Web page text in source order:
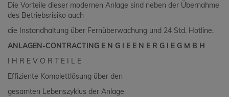
Die Vorteile dieser modernen Anlage sind neben der Übernahme
des Betriebsrisiko auch
die Instandhaltung über Fernüberwachung und 24 Std. Hotline.
ANLAGEN-CONTRACTING E N G I E E N E R G I E G M B H
I H R E V O R T E I L E
Effiziente Komplettlösung über den
gesamten Lebenszyklus der Anlage